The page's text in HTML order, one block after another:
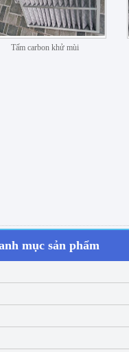
Tấm carbon khử mùi
mục sản phẩm